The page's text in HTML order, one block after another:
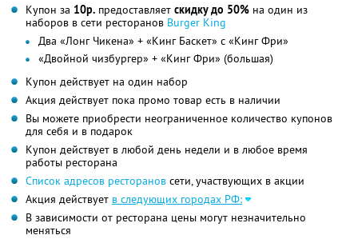
Купон за 10р. предоставляет скидку до 50% на один из
наборов в сети ресторанов Burger King
Два «Лонг Чикена» + «Кинг Баскет» с «Кинг Фри»
«Двойной чизбургер» + «Кинг Фри» (большая)
Купон действует на один набор
Акция действует пока промо товар есть в наличии
Вы можете приобрести неограниченное количество купонов
для себя и в подарок
Купон действует в любой день недели и в любое время
работы ресторана
Список адресов ресторанов сети, участвующих в акции
Акция действует в следующих городах РФ:
В зависимости от ресторана цены могут незначительно
меняться